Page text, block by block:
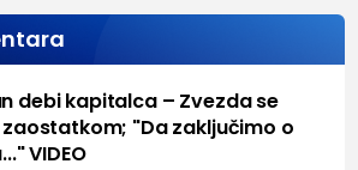
debi kapitalca – Zvezda se
"Da zaključimo o
VIDEO